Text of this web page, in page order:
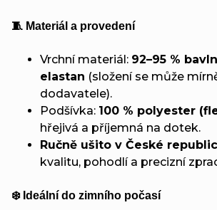
🧵 Materiál a provedení
Vrchní materiál: 92–95 %
elastan (složení se může
dodavatele).
Podšívka: 100 % polyester
hřejivá a příjemná na dotek.
Ručně ušito v České
kvalitu, pohodlí a precizní
❄️ Ideální do zimního počasí